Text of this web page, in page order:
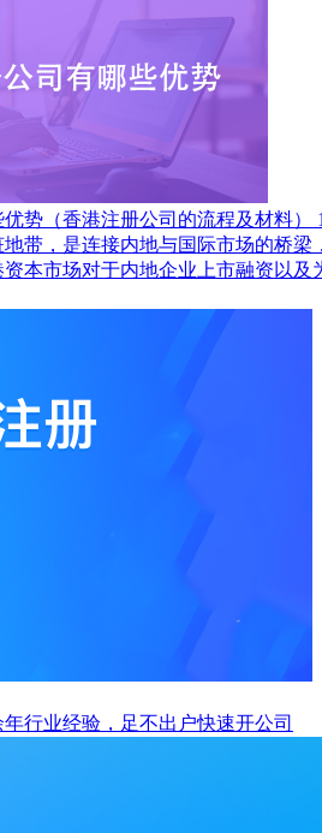
势（香港注册公司的流程及材料）
带，是连接内地与国际市场的桥
本市场对于内地企业上市融资以
行业经验，足不出户快速开公司